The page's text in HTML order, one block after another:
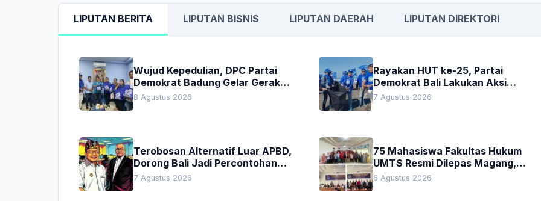
LIPUTAN BERITA LIPUTAN BISNIS LIPUTAN DAERAH LIPUTAN DIREKTORI
Wujud Kepedulian, DPC Partai
Demokrat Badung Gelar Gerakan
Donor Darah
8 Agustus 2026
Rayakan HUT ke-25, Partai
Demokrat Bali Lakukan Aksi
Nyata Pelestarian Lingkungan
7 Agustus 2026
Terobosan Alternatif Luar APBD,
Dorong Bali Jadi Percontohan
Nasional Pembiayaan Daerah
7 Agustus 2026
75 Mahasiswa Fakultas Hukum
UMTS Resmi Dilepas Magang,
Dekan Titip Empat Pesan
6 Agustus 2026